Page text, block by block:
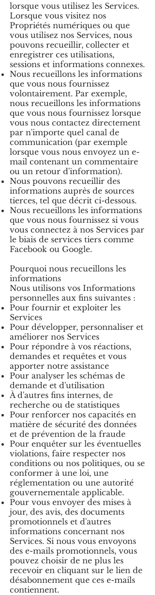
lorsque vous utilisez les Services.
Lorsque vous visitez nos
Propriétés numériques ou que
vous utilisez nos Services, nous
pouvons recueillir, collecter et
enregistrer ces utilisations,
sessions et informations connexes.
Nous recueillons les informations
que vous nous fournissez
volontairement. Par exemple,
nous recueillons les informations
que vous nous fournissez lorsque
vous nous contactez directement
par n'importe quel canal de
communication (par exemple
lorsque vous nous envoyez un e-
mail contenant un commentaire
ou un retour d'information).
Nous pouvons recueillir des
informations auprès de sources
tierces, tel que décrit ci-dessous.
Nous recueillons les informations
que vous nous fournissez si vous
vous connectez à nos Services par
le biais de services tiers comme
Facebook ou Google.
Pourquoi nous recueillons les
informations
Nous utilisons vos Informations
personnelles aux fins suivantes :
Pour fournir et exploiter les
Services
Pour développer, personnaliser et
améliorer nos Services
Pour répondre à vos réactions,
demandes et requêtes et vous
apporter notre assistance
Pour analyser les schémas de
demande et d'utilisation
À d'autres fins internes, de
recherche ou de statistiques
Pour renforcer nos capacités en
matière de sécurité des données
et de prévention de la fraude
Pour enquêter sur les éventuelles
violations, faire respecter nos
conditions ou nos politiques, ou se
conformer à une loi, une
réglementation ou une autorité
gouvernementale applicable.
Pour vous envoyer des mises à
jour, des avis, des documents
promotionnels et d'autres
informations concernant nos
Services. Si nous vous envoyons
des e-mails promotionnels, vous
pouvez choisir de ne plus les
recevoir en cliquant sur le lien de
désabonnement que ces e-mails
contiennent.